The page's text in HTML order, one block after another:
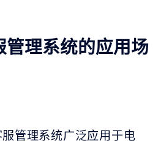
管理系统的应用场
管理系统广泛应用于电